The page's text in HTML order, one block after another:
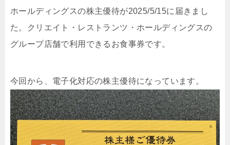
ホールディングスの株主優待が2025/5/15に届きまし
た。クリエイト・レストランツ・ホールディングスの
グループ店舗で利用できるお食事券です。
今回から、電子化対応の株主優待になっています。